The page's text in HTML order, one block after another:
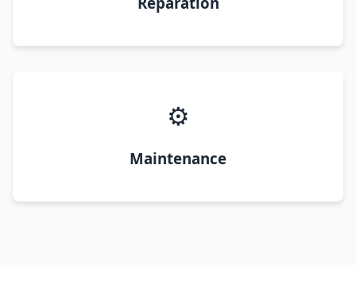
⚙️
Maintenance